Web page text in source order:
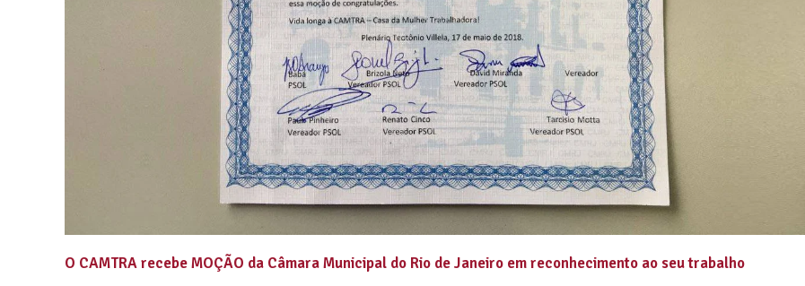
O CAMTRA recebe MOÇÃO da Câmara Municipal do Rio de Janeiro em reconhecimento ao seu trabalho